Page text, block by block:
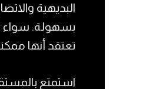
البديهية
بسهولة. سواء
تعتقد أنها
استمتع